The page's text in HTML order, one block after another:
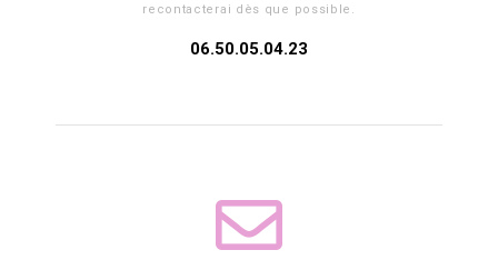
recontacterai dès que possible.
06.50.05.04.23